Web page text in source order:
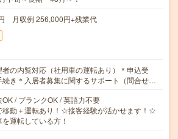
月収例 256,000円+残業代
者の内覧対応（社用車の運転あり）＊申込受
続き＊入居者募集に関するサポート（問合せ…
/ ブランクOK / 英語力不要
動＋運転あり！☆接客経験が活かせます！☆
運転している方！